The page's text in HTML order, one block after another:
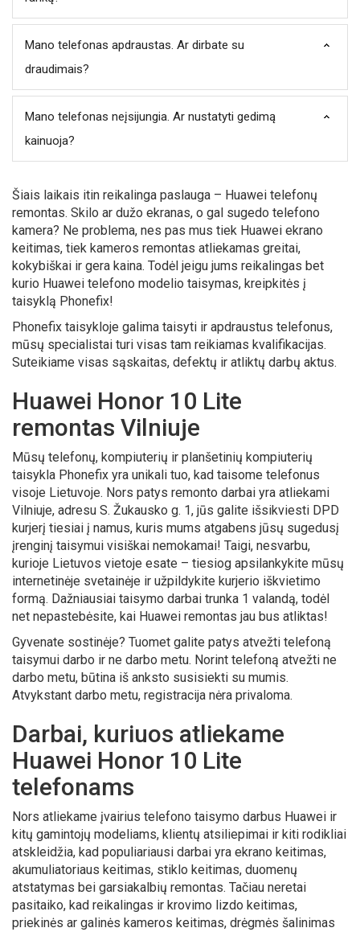
Mano telefonas apdraustas. Ar dirbate su
draudimais?
Mano telefonas neįsijungia. Ar nustatyti gedimą
kainuoja?
Šiais laikais itin reikalinga paslauga – Huawei telefonų
remontas. Skilo ar dužo ekranas, o gal sugedo telefono
kamera? Ne problema, nes pas mus tiek Huawei ekrano
keitimas, tiek kameros remontas atliekamas greitai,
kokybiškai ir gera kaina. Todėl jeigu jums reikalingas bet
kurio Huawei telefono modelio taisymas, kreipkitės į
taisyklą Phonefix!
Phonefix taisykloje galima taisyti ir apdraustus telefonus,
mūsų specialistai turi visas tam reikiamas kvalifikacijas.
Suteikiame visas sąskaitas, defektų ir atliktų darbų aktus.
Huawei Honor 10 Lite
remontas Vilniuje
Mūsų telefonų, kompiuterių ir planšetinių kompiuterių
taisykla Phonefix yra unikali tuo, kad taisome telefonus
visoje Lietuvoje. Nors patys remonto darbai yra atliekami
Vilniuje, adresu S. Žukausko g. 1, jūs galite išsikviesti DPD
kurjerį tiesiai į namus, kuris mums atgabens jūsų sugedusį
įrenginį taisymui visiškai nemokamai! Taigi, nesvarbu,
kurioje Lietuvos vietoje esate – tiesiog apsilankykite mūsų
internetinėje svetainėje ir užpildykite kurjerio iškvietimo
formą. Dažniausiai taisymo darbai trunka 1 valandą, todėl
net nepastebėsite, kai Huawei remontas jau bus atliktas!
Gyvenate sostinėje? Tuomet galite patys atvežti telefoną
taisymui darbo ir ne darbo metu. Norint telefoną atvežti ne
darbo metu, būtina iš anksto susisiekti su mumis.
Atvykstant darbo metu, registracija nėra privaloma.
Darbai, kuriuos atliekame
Huawei Honor 10 Lite
telefonams
Nors atliekame įvairius telefono taisymo darbus Huawei ir
kitų gamintojų modeliams, klientų atsiliepimai ir kiti rodikliai
atskleidžia, kad populiariausi darbai yra ekrano keitimas,
akumuliatoriaus keitimas, stiklo keitimas, duomenų
atstatymas bei garsiakalbių remontas. Tačiau neretai
pasitaiko, kad reikalingas ir krovimo lizdo keitimas,
priekinės ar galinės kameros keitimas, drėgmės šalinimas